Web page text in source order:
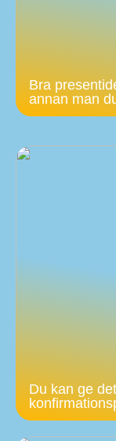
Bra
annan man
Du kan ge